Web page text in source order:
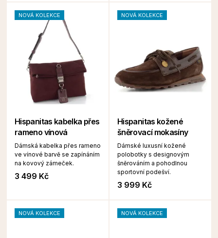
NOVÁ KOLEKCE
Hispanitas kabelka přes
rameno vínová
Dámská kabelka přes rameno
ve vínové barvě se zapínáním
na kovový zámeček.
3 499 Kč
NOVÁ KOLEKCE
Hispanitas kožené
šněrovací mokasíny
Dámské luxusní kožené
polobotky s designovým
šněrováním a pohodlnou
sportovní podešví.
3 999 Kč
NOVÁ KOLEKCE NOVÁ KOLEKCE